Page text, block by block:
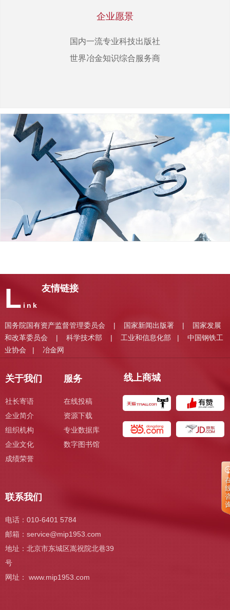
企业愿景
国内一流专业科技出版社
世界冶金知识综合服务商
关于我们
社长寄语
企业简介
组织机构
企业文化
成绩荣誉
服务
在线投稿
资源下载
专业数据库
数字图书馆
线上商城
联系我们
电话：010-6401 5784
邮箱： service@mip1953.com
地址：北京市东城区嵩祝院北巷39
号
网址： www.mip1953.com
国务院国有资产监督管理委员会 | 国家新闻出版署 | 国家发展
和改革委员会 | 科学技术部 | 工业和信息化部 | 中国钢铁工
业协会 | 冶金网
L ink
友情链接